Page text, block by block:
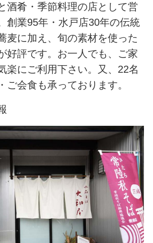
酒肴・季節料理の店として営
創業95年・水戸店30年の伝統
麦に加え、旬の素材を使った
好評です。お一人でも、ご家
楽にご利用下さい。又、22名
ご会食も承っております。